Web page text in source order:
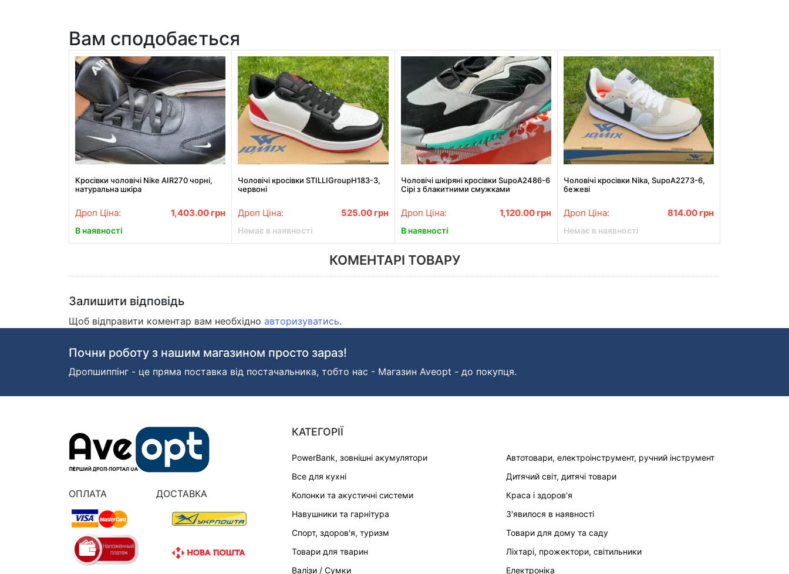
Вам сподобається
Кросівки чоловічі Nike AIR270 чорні,
натуральна шкіра
Дроп Ціна: 1,403.00 грн
В наявності
Чоловічі кросівки STILLIGroupH183-3,
червоні
Дроп Ціна: 525.00 грн
Немає в наявності
Чоловічі шкіряні кросівки SupoA2486-6
Сірі з блакитними смужками
Дроп Ціна: 1,120.00 грн
В наявності
Чоловічі кросівки Nika, SupoA2273-6,
бежеві
Дроп Ціна: 814.00 грн
Немає в наявності
КОМЕНТАРІ ТОВАРУ
Залишити відповідь
Щоб відправити коментар вам необхідно авторизуватись.
Почни роботу з нашим магазином просто зараз!
Дропшиппінг - це пряма поставка від постачальника, тобто нас - Магазин Aveopt - до покупця.
ОПЛАТА ДОСТАВКА
КАТЕГОРІЇ
PowerBank, зовнішні акумулятори
Автотовари, електроінструмент, ручний інструмент
Все для кухні
Дитячий світ, дитячі товари
Колонки та акустичні системи
Краса і здоров'я
Навушники та гарнітура
З'явилося в наявності
Спорт, здоров'я, туризм
Товари для дому та саду
Товари для тварин
Ліхтарі, прожектори, світильники
Валізи / Сумки
Електроніка